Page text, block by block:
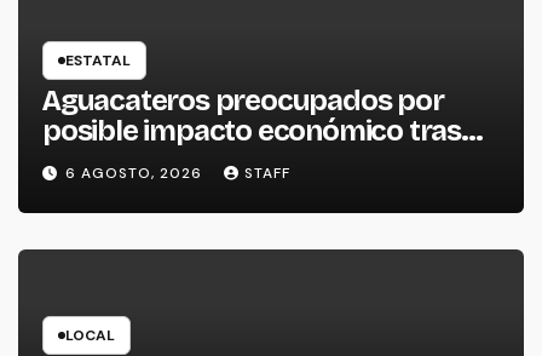
ESTATAL
Aguacateros preocupados por
posible impacto económico tras
alerta de Estados Unidos
6 AGOSTO, 2026 STAFF
LOCAL